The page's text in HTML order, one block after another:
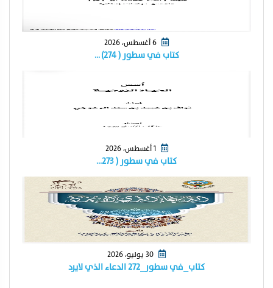
كتاب في سطور ( ٢٧٤) …
1 أغسطس، 2026
كتاب في سطور ( ٢٧٣…
كتاب_في سطور_٢٧٢ الدعاء الذي لايرد